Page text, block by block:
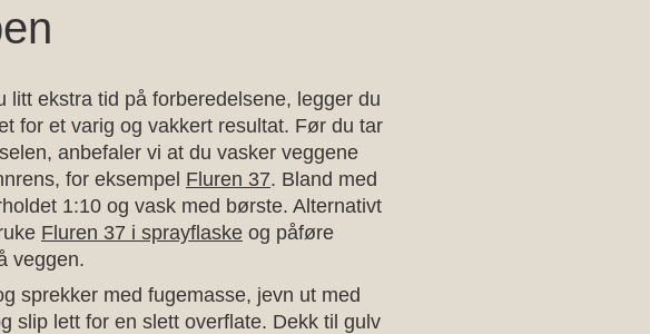
litt ekstra tid på forberedelsene, legger du
for et varig og vakkert resultat. Før du tar
anbefaler vi at du vasker veggene
for eksempel Fluren 37. Bland med
1:10 og vask med børste. Alternativt
Fluren 37 i sprayflaske og påføre
veggen.
sprekker med fugemasse, jevn ut med
slip lett for en slett overflate. Dekk til gulv